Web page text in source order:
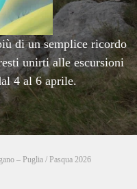
di un semplice ricordo
unirti alle escursioni
4 al 6 aprile.
– Puglia / Pasqua 2026